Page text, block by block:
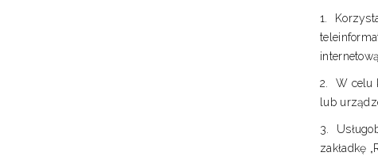
W celu
lub
zakładkę